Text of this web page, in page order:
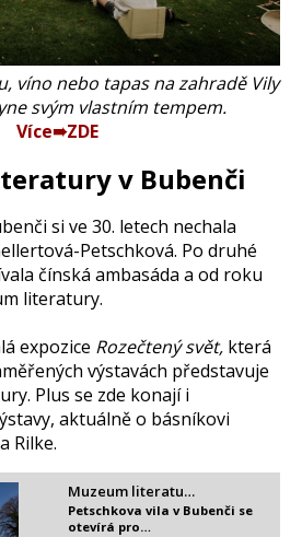
víno nebo tapas na zahradě Vily
svým vlastním tempem.
Více➠ZDE
v Bubenči
si ve 30. letech nechala
Petschková. Po druhé
čínská ambasáda a od roku
literatury.
expozice Rozečtený svět, která
výstavách představuje
Plus se zde konají i
aktuálně o básníkovi
Rilke.
Muzeum literatu…
Petschkova vila v Bubenči se
otevírá pro…